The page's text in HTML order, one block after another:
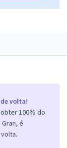
volta!
100% do
é